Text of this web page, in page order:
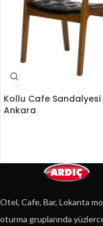
Kollu Cafe Sandalyesi
Ankara
Otel, Cafe, Bar, Lokanta
oturma gruplarında